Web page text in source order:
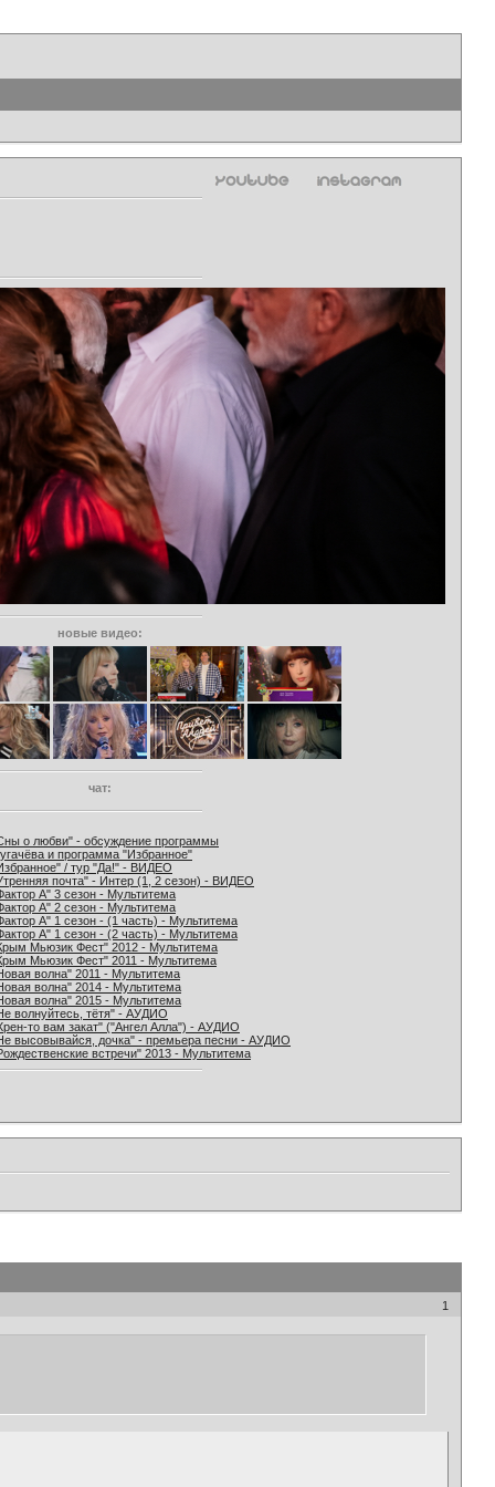
новые видео:
чат:
о любви" - обсуждение программы
и программа "Избранное"
/ тур "Да!" - ВИДЕО
почта" - Интер (1, 2 сезон) - ВИДЕО
А" 3 сезон - Мультитема
А" 2 сезон - Мультитема
А" 1 сезон - (1 часть) - Мультитема
А" 1 сезон - (2 часть) - Мультитема
Мьюзик Фест" 2012 - Мультитема
Мьюзик Фест" 2011 - Мультитема
волна" 2011 - Мультитема
волна" 2014 - Мультитема
волна" 2015 - Мультитема
волнуйтесь, тётя" - АУДИО
то вам закат" ("Ангел Алла") - АУДИО
высовывайся, дочка" - премьера песни - АУДИО
встречи" 2013 - Мультитема
1